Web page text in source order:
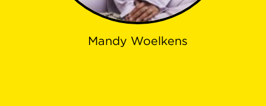
Mandy Woelkens